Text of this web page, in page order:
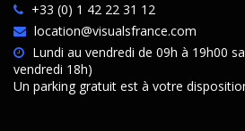
+33 (0) 1 42 22 31 12
location@visualsfrance.com
Lundi au vendredi de 09h à 19h00
vendredi 18h)
Un parking gratuit est à votre